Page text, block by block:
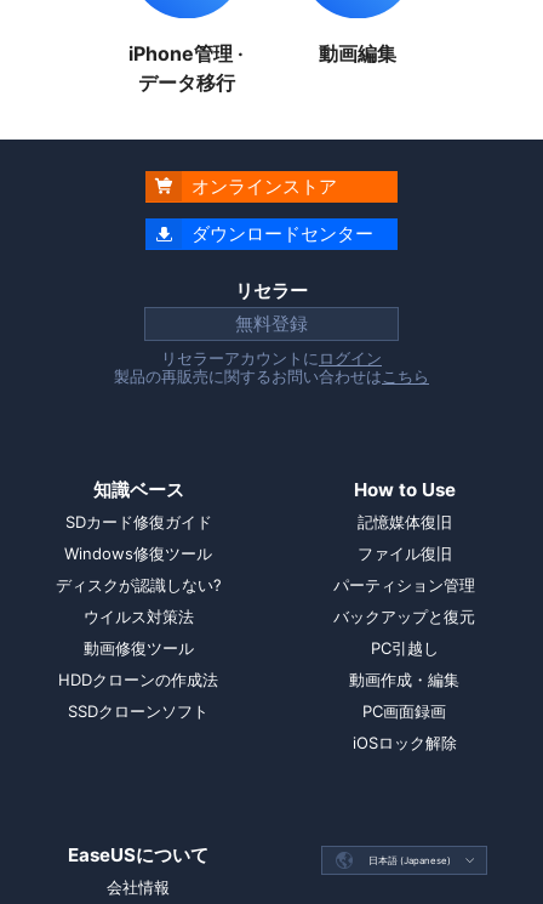
iPhone管理 ·
データ移行
動画編集
 オンラインストア
 ダウンロードセンター
リセラー
無料登録
リセラーアカウントに ログイン
製品の再販売に関するお問い合わせは こちら
知識ベース
SDカード修復ガイド
Windows修復ツール
ディスクが認識しない?
ウイルス対策法
動画修復ツール
HDDクローンの作成法
SSDクローンソフト
How to Use
記憶媒体復旧
ファイル復旧
パーティション管理
バックアップと復元
PC引越し
動画作成・編集
PC画面録画
iOSロック解除
EaseUSについて
会社情報
 日本語 (Japanese) 